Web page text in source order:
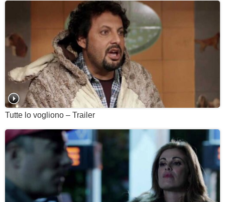
Tutte lo vogliono – Trailer